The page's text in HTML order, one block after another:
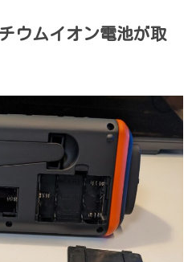
ウムイオン電池が取